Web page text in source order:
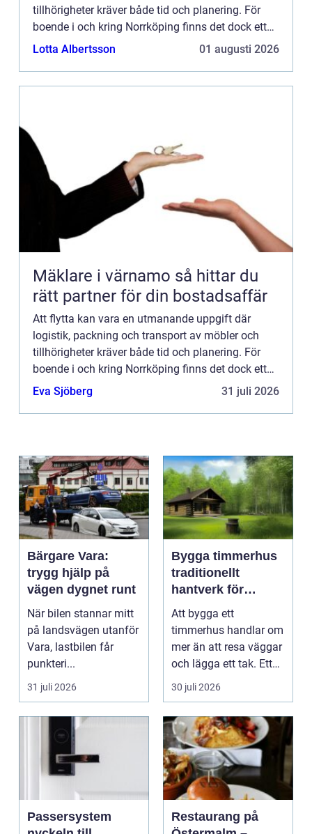
tillhörigheter kräver både tid och planering. För
boende i och kring Norrköping finns det dock ett
brett utbud av flyttfir...
Lotta Albertsson 01 augusti 2026
Mäklare i värnamo så hittar du
rätt partner för din bostadsaffär
Att flytta kan vara en utmanande uppgift där
logistik, packning och transport av möbler och
tillhörigheter kräver både tid och planering. För
boende i och kring Norrköping finns det dock ett
brett utbud av flyttfir...
Eva Sjöberg 31 juli 2026
Bärgare Vara:
trygg hjälp på
vägen dygnet runt
När bilen stannar mitt
på landsvägen utanför
Vara, lastbilen får
punkteri...
31 juli 2026
Bygga timmerhus
traditionellt
hantverk för
moderna behov
Att bygga ett
timmerhus handlar om
mer än att resa väggar
och lägga ett tak. Ett
timmerhus är ett lå...
30 juli 2026
Passersystem
Restaurang på